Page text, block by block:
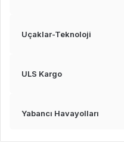
Uçaklar-Teknoloji
ULS Kargo
Yabancı Havayolları